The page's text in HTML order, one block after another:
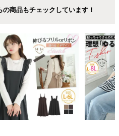
商品もチェックしています！